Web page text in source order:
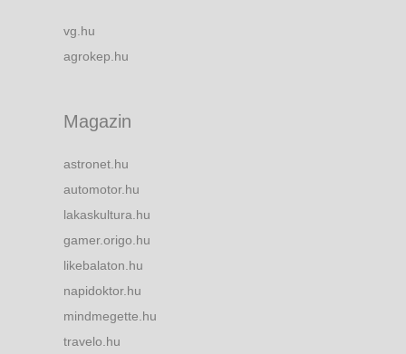
vg.hu
agrokep.hu
Magazin
astronet.hu
automotor.hu
lakaskultura.hu
gamer.origo.hu
likebalaton.hu
napidoktor.hu
mindmegette.hu
travelo.hu